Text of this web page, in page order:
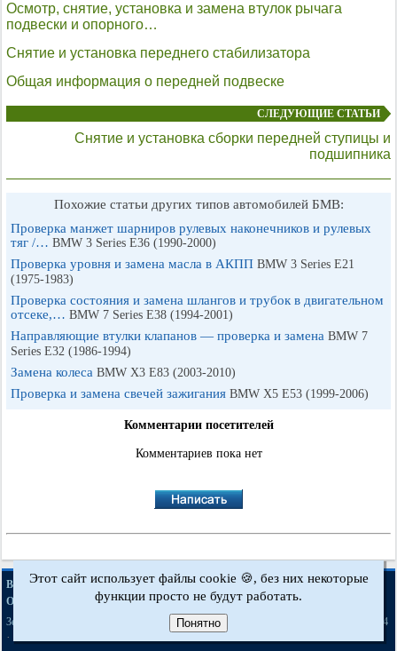
Осмотр, снятие, установка и замена втулок рычага
подвески и опорного…
Снятие и установка переднего стабилизатора
Общая информация о передней подвеске
СЛЕДУЮЩИЕ СТАТЬИ
Снятие и установка сборки передней ступицы и
подшипника
Похожие статьи других типов автомобилей БМВ:
Проверка манжет шарниров рулевых наконечников и рулевых
тяг /… BMW 3 Series E36 (1990-2000)
Проверка уровня и замена масла в АКПП BMW 3 Series E21
(1975-1983)
Проверка состояния и замена шлангов и трубок в двигательном
отсеке,… BMW 7 Series E38 (1994-2001)
Направляющие втулки клапанов — проверка и замена BMW 7
Series E32 (1986-1994)
Замена колеса BMW X3 E83 (2003-2010)
Проверка и замена свечей зажигания BMW X5 E53 (1999-2006)
Комментарии посетителей
Комментариев пока нет
BMWman.ru © 2017-2026·Полная версия·Новости и статьи ·Карта сайта
Обратная связь
Поиск по сайту
3er E21
[бензин]· 5er E34
·
Этот сайт использует файлы cookie 🍪, без них некоторые
функции просто не будут работать.
Понятно